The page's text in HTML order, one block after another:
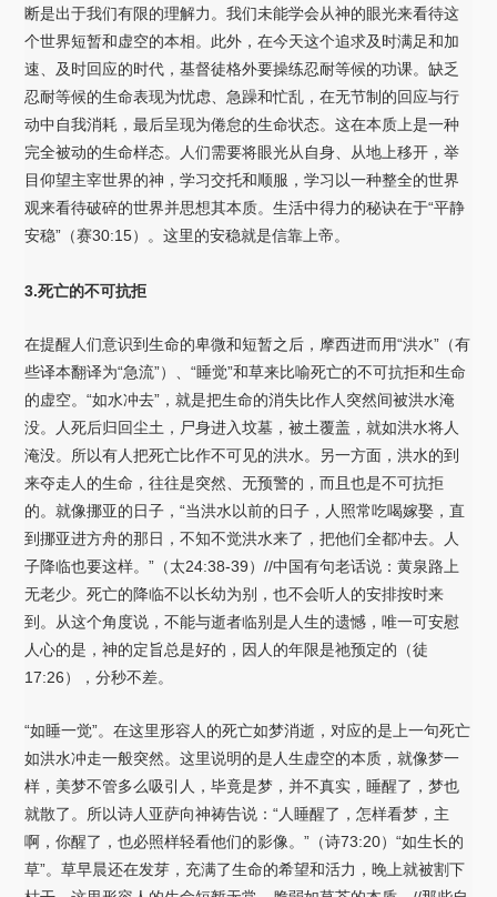
断是出于我们有限的理解力。我们未能学会从神的眼光来看待这
个世界短暂和虚空的本相。此外，在今天这个追求及时满足和加
速、及时回应的时代，基督徒格外要操练忍耐等候的功课。缺乏
忍耐等候的生命表现为忧虑、急躁和忙乱，在无节制的回应与行
动中自我消耗，最后呈现为倦怠的生命状态。这在本质上是一种
完全被动的生命样态。人们需要将眼光从自身、从地上移开，举
目仰望主宰世界的神，学习交托和顺服，学习以一种整全的世界
观来看待破碎的世界并思想其本质。生活中得力的秘诀在于“平静
安稳”（赛30:15）。这里的安稳就是信靠上帝。
3.死亡的不可抗拒
在提醒人们意识到生命的卑微和短暂之后，摩西进而用“洪水”（有
些译本翻译为“急流”）、“睡觉”和草来比喻死亡的不可抗拒和生命
的虚空。“如水冲去”，就是把生命的消失比作人突然间被洪水淹
没。人死后归回尘土，尸身进入坟墓，被土覆盖，就如洪水将人
淹没。所以有人把死亡比作不可见的洪水。另一方面，洪水的到
来夺走人的生命，往往是突然、无预警的，而且也是不可抗拒
的。就像挪亚的日子，“当洪水以前的日子，人照常吃喝嫁娶，直
到挪亚进方舟的那日，不知不觉洪水来了，把他们全都冲去。人
子降临也要这样。”（太24:38-39）//中国有句老话说：黄泉路上
无老少。死亡的降临不以长幼为别，也不会听人的安排按时来
到。从这个角度说，不能与逝者临别是人生的遗憾，唯一可安慰
人心的是，神的定旨总是好的，因人的年限是祂预定的（徒
17:26），分秒不差。
“如睡一觉”。在这里形容人的死亡如梦消逝，对应的是上一句死亡
如洪水冲走一般突然。这里说明的是人生虚空的本质，就像梦一
样，美梦不管多么吸引人，毕竟是梦，并不真实，睡醒了，梦也
就散了。所以诗人亚萨向神祷告说：“人睡醒了，怎样看梦，主
啊，你醒了，也必照样轻看他们的影像。”（诗73:20）“如生长的
草”。草早晨还在发芽，充满了生命的希望和活力，晚上就被割下